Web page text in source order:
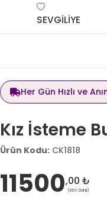
SEVGILIYE
Her Gün Hızlı ve
Kız İsteme
Ürün Kodu: CK1818
11500,00 ₺
(KDV Dahil)